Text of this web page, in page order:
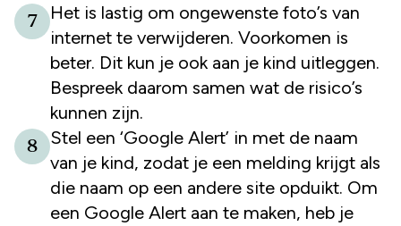
7
Het is lastig om ongewenste foto’s van
internet te verwijderen. Voorkomen is
beter. Dit kun je ook aan je kind uitleggen.
Bespreek daarom samen wat de risico’s
kunnen zijn.
8
Stel een ‘Google Alert’ in met de naam
van je kind, zodat je een melding krijgt als
die naam op een andere site opduikt. Om
een Google Alert aan te maken, heb je